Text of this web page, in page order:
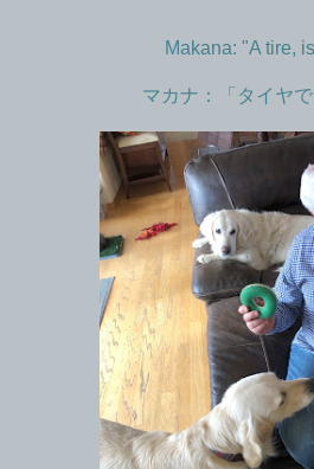
Makana: "A tire,
マカナ：「タイヤで